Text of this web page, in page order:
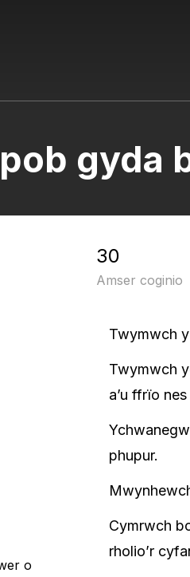
gyda
o
30
Amser coginio
Twymwch
Twymwch
a’u ffrïo
phupur.
Cymrwch
rholio’r